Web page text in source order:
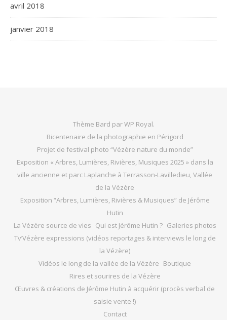
avril 2018
janvier 2018
Thème Bard parWP Royal.
Bicentenaire de la photographie en Périgord
Projet de festival photo “Vézère nature du monde”
Exposition « Arbres, Lumières, Rivières, Musiques 2025 » dans la
ville ancienne et parc Laplanche à Terrasson-Lavilledieu, Vallée
de la Vézère
Exposition “Arbres, Lumières, Rivières & Musiques” de Jérôme
Hutin
La Vézère source de vies Qui est Jérôme Hutin ? Galeries photos
Tv’Vézère expressions (vidéos reportages & interviews le long de
la Vézère)
Vidéos le long de la vallée de la Vézère Boutique
Rires et sourires de la Vézère
Œuvres & créations de Jérôme Hutin à acquérir (procès verbal de
saisie vente !)
Contact